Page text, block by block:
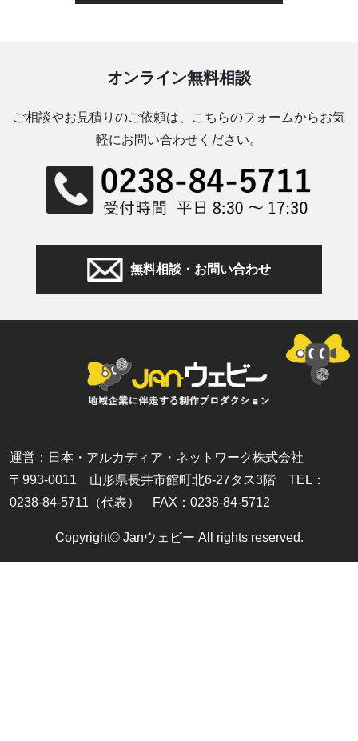
オンライン無料相談
ご相談やお見積りのご依頼は、こちらのフォームからお気
軽にお問い合わせください。
無料相談・お問い合わせ
運営：日本・アルカディア・ネットワーク株式会社
〒993-0011 山形県長井市館町北6-27タス3階 TEL：
0238-84-5711（代表） FAX：0238-84-5712
Copyright© Janウェビー All rights reserved.